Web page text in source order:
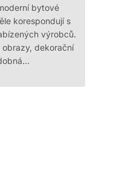
bytové
korespondují s
výrobců.
dekorační